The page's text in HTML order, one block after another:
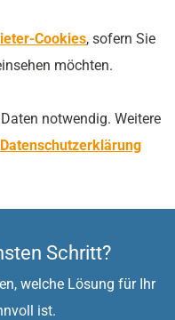
Cookies, sofern Sie
möchten.
notwendig. Weitere
Datenschutzerklärung
Schritt?
welche Lösung für Ihr
ist.